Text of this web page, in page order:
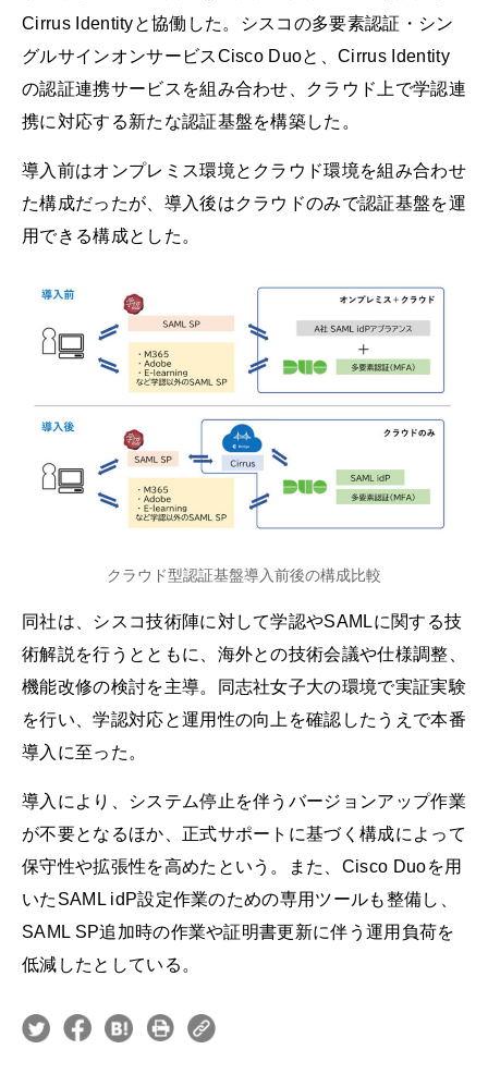
Cirrus Identityと協働した。シスコの多要素認証・シン
グルサインオンサービスCisco Duoと、Cirrus Identity
の認証連携サービスを組み合わせ、クラウド上で学認連
携に対応する新たな認証基盤を構築した。
導入前はオンプレミス環境とクラウド環境を組み合わせ
た構成だったが、導入後はクラウドのみで認証基盤を運
用できる構成とした。
クラウド型認証基盤導入前後の構成比較
同社は、シスコ技術陣に対して学認やSAMLに関する技
術解説を行うとともに、海外との技術会議や仕様調整、
機能改修の検討を主導。同志社女子大の環境で実証実験
を行い、学認対応と運用性の向上を確認したうえで本番
導入に至った。
導入により、システム停止を伴うバージョンアップ作業
が不要となるほか、正式サポートに基づく構成によって
保守性や拡張性を高めたという。また、Cisco Duoを用
いたSAML idP設定作業のための専用ツールも整備し、
SAML SP追加時の作業や証明書更新に伴う運用負荷を
低減したとしている。